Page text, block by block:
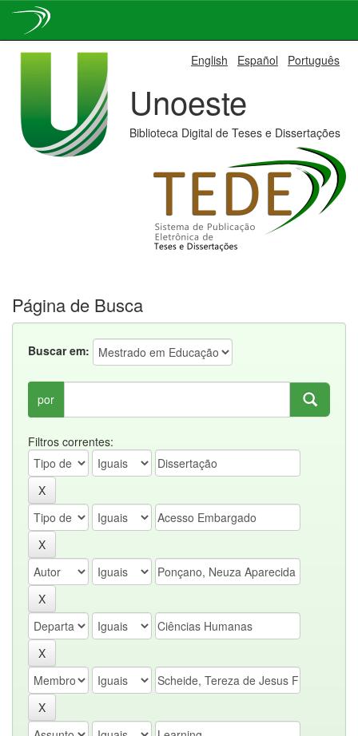
English Español Português
Unoeste
Biblioteca Digital de Teses e Dissertações
Página de Busca
Buscar em:
por
Filtros correntes: